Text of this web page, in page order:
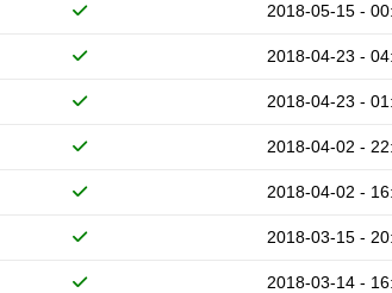
2018-05-15 -
2018-04-23 -
2018-04-23 -
2018-04-02 -
2018-04-02 -
2018-03-15 -
2018-03-14 -